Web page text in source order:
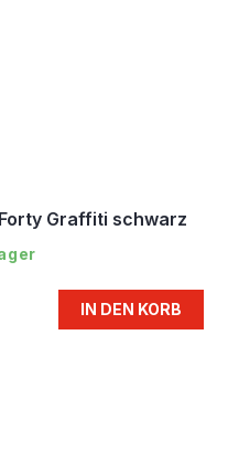
Graffiti schwarz
IN DEN KORB